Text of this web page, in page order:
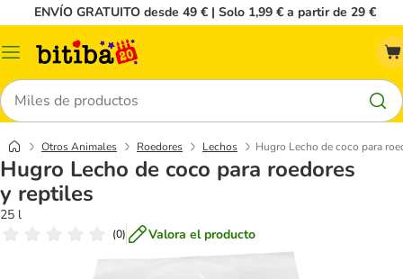
ENVÍO GRATUITO desde 49 € | Solo 1,99 € a partir de 29 €
Menú
Buscar
Otros Animales Roedores Lechos Hugro Lecho de coco para
Hugro Lecho de coco para roedores
y reptiles
25 l
(0) Valora el producto